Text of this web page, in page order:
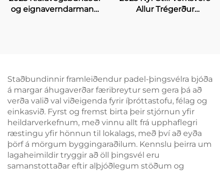
og eignaverndarmann
Allur Trégerður
Staðbundinnir framleiðendur padel-þingsvélra bjóða
á margar áhugaverðar færibreytur sem gera þá að
verða valið val viðeigenda fyrir íþróttastofu, félag og
einkasvið. Fyrst og fremst birta þeir stjórnun yfir
heildarverkefnum, með vinnu allt frá upphaflegri
ræstingu yfir hönnun til lokalags, með því að eyða
þörf á mörgum byggingaraðilum. Kennslu þeirra um
lagaheimildir tryggir að öll þingsvél eru
samanstottaðar eftir alþjóðlegum stöðum og